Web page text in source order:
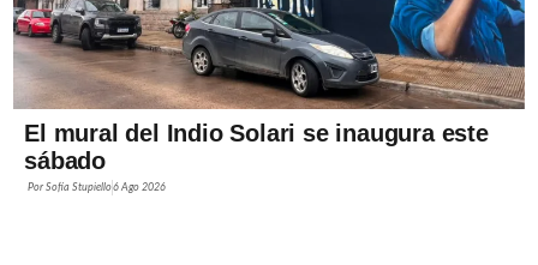
El mural del Indio Solari se inaugura este
sábado
PorSofía Stupiello6 Ago 2026